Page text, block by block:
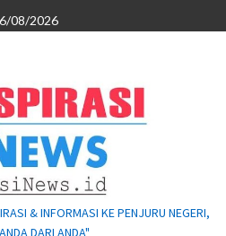
08/2026
& INFORMASI KE PENJURU NEGERI,
DARI ANDA"